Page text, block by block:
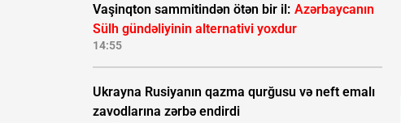
Vaşinqton sammitindən ötən bir il: Azərbaycanın
Sülh gündəliyinin alternativi yoxdur
14:55
Ukrayna Rusiyanın qazma qurğusu və neft emalı
zavodlarına zərbə endirdi